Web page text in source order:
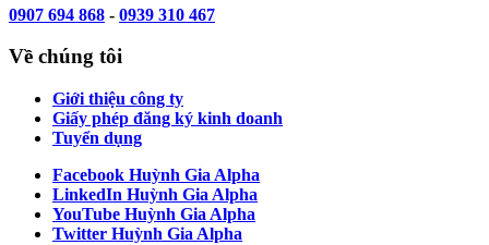
0907 694 868 - 0939 310 467
Về chúng tôi
Giới thiệu công ty
Giấy phép đăng ký kinh doanh
Tuyển dụng
Facebook Huỳnh Gia Alpha
LinkedIn Huỳnh Gia Alpha
YouTube Huỳnh Gia Alpha
Twitter Huỳnh Gia Alpha